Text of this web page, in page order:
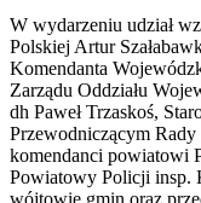
W wydarzeniu udział
Polskiej Artur
Komendanta
Zarządu Oddziału
dh Paweł Trzaskoś,
Przewodniczącym
komendanci powiatowi
Powiatowy Policji insp.
wójtowie gmin oraz